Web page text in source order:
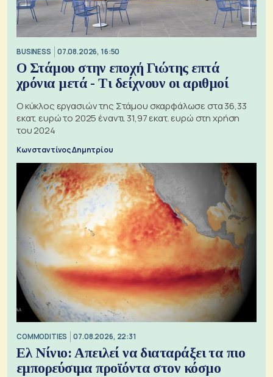
BUSINESS 07.08.2026, 16:50
Ο Στάμου στην εποχή Γιώτης επτά
χρόνια μετά - Τι δείχνουν οι αριθμοί
Ο κύκλος εργασιών της Στάμου σκαρφάλωσε στα 36,33
εκατ. ευρώ το 2025 έναντι 31,97 εκατ. ευρώ στη χρήση
του 2024
Κωνσταντίνος Δημητρίου
COMMODITIES 07.08.2026, 22:31
Ελ Νίνιο: Απειλεί να διαταράξει τα πιο
εμπορεύσιμα προϊόντα στον κόσμο